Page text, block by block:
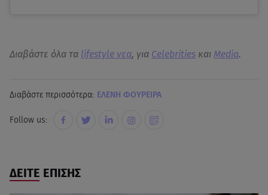
Διαβάστε όλα τα lifestyle νεα, για Celebrities και Media.
Διαβάστε περισσότερα: ΕΛΕΝΗ ΦΟΥΡΕΙΡΑ
Follow us:
ΔΕΙΤΕ ΕΠΙΣΗΣ